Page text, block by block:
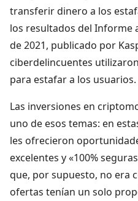
transferir dinero a los
los resultados del Informe
de 2021, publicado por
ciberdelincuentes
para estafar a los usuarios.
Las inversiones en
uno de esos temas: en
les ofrecieron
excelentes y «100%
que, por supuesto, no era
ofertas tenían un solo